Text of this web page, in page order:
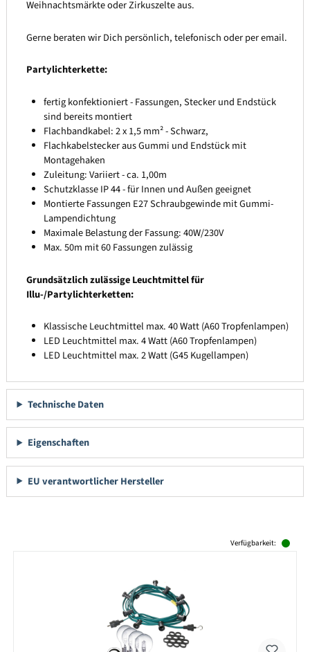
Weihnachtsmärkte oder Zirkuszelte aus.
Gerne beraten wir Dich persönlich, telefonisch oder per email.
Partylichterkette:
fertig konfektioniert - Fassungen, Stecker und Endstück
sind bereits montiert
Flachbandkabel: 2 x 1,5 mm² - Schwarz,
Flachkabelstecker aus Gummi und Endstück mit
Montagehaken
Zuleitung: Variiert - ca. 1,00m
Schutzklasse IP 44 - für Innen und Außen geeignet
Montierte Fassungen E27 Schraubgewinde mit Gummi-
Lampendichtung
Maximale Belastung der Fassung: 40W/230V
Max. 50m mit 60 Fassungen zulässig
Grundsätzlich zulässige Leuchtmittel für
Illu-/Partylichterketten:
Klassische Leuchtmittel max. 40 Watt (A60 Tropfenlampen)
LED Leuchtmittel max. 4 Watt (A60 Tropfenlampen)
LED Leuchtmittel max. 2 Watt (G45 Kugellampen)
Technische Daten
Eigenschaften
EU verantwortlicher Hersteller
Verfügbarkeit: